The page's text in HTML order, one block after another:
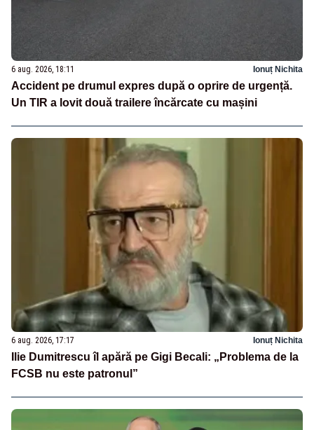
6 aug. 2026, 18:11 Ionuț Nichita
Accident pe drumul expres după o oprire de urgență.
Un TIR a lovit două trailere încărcate cu mașini
6 aug. 2026, 17:17 Ionuț Nichita
Ilie Dumitrescu îl apără pe Gigi Becali: „Problema de la
FCSB nu este patronul”